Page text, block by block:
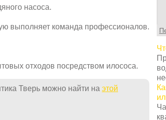
насоса.
выполняет команда профессионалов.
отходов посредством илососа.
Тверь можно найти на этой